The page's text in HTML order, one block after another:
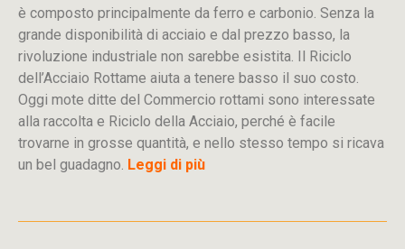
è composto principalmente da ferro e carbonio. Senza la
grande disponibilità di acciaio e dal prezzo basso, la
rivoluzione industriale non sarebbe esistita. Il Riciclo
dell’Acciaio Rottame aiuta a tenere basso il suo costo.
Oggi mote ditte del Commercio rottami sono interessate
alla raccolta e Riciclo della Acciaio, perché è facile
trovarne in grosse quantità, e nello stesso tempo si ricava
un bel guadagno. Leggi di più